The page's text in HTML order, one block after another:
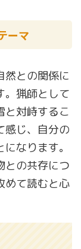
ーマ
然との関係に
。猟師として
と対峙するこ
感じ、自分の
なります。
との共存につ
めて読むと心